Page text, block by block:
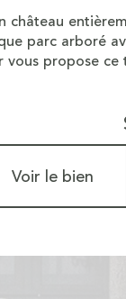
château
parc arboré
propose ce
Voir le bien